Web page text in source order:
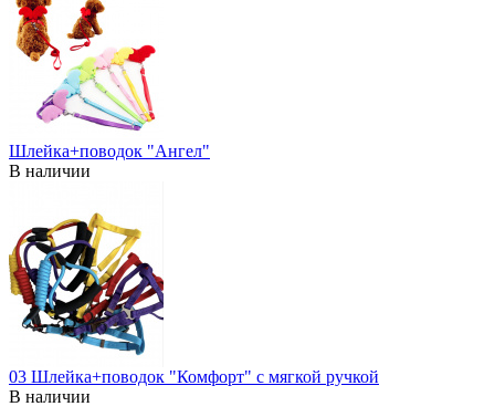
Шлейка+поводок "Ангел"
В наличии
03 Шлейка+поводок "Комфорт" с мягкой ручкой
В наличии